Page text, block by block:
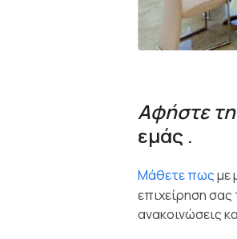
Αφήστε
εμάς .
Μάθετε πωςμε
επιχείρηση σας
ανακοινώσεις